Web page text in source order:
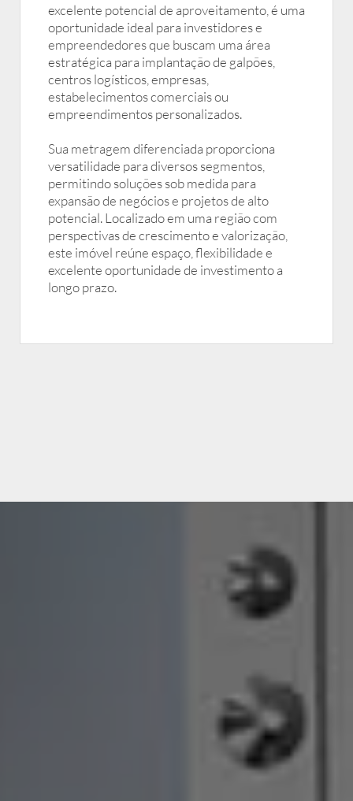
excelente potencial de aproveitamento, é uma
oportunidade ideal para investidores e
empreendedores que buscam uma área
estratégica para implantação de galpões,
centros logísticos, empresas,
estabelecimentos comerciais ou
empreendimentos personalizados.
Sua metragem diferenciada proporciona
versatilidade para diversos segmentos,
permitindo soluções sob medida para
expansão de negócios e projetos de alto
potencial. Localizado em uma região com
perspectivas de crescimento e valorização,
este imóvel reúne espaço, flexibilidade e
excelente oportunidade de investimento a
longo prazo.